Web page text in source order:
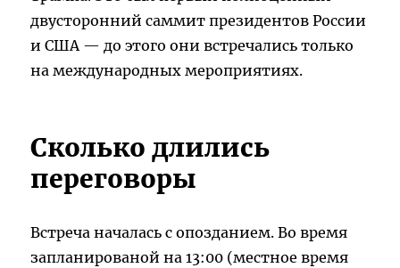
двусторонний саммит президентов России
и США — до этого они встречались только
на международных мероприятиях.
Сколько длились
переговоры
Встреча началась с опозданием. Во время
запланированой на 13:00 (местное время